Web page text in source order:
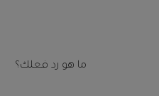
ما هو رد فعلك؟